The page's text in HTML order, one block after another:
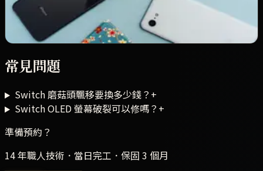
解法：
更換左 Joy-Con 磨菇頭組件
⏱
30 分鐘 ★★★★★
常見問題
Switch 磨菇頭飄移要換多少錢？ +
Switch OLED 螢幕破裂可以修嗎？ +
準備預約？
14 年職人技術．當日完工．保固 3 個月